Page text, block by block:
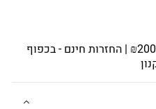
משלוחים חינם ברכישה מעל ₪200 | החזרות חינם - בכפוף